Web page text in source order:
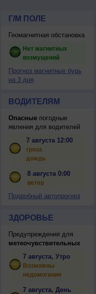
Г/М ПОЛЕ
Геомагнитная обстановка
Нет магнитных
возмущений
Прогноз магнитных бурь
на 3 дня
ВОДИТЕЛЯМ
Опасныепогодные
явления для водителей
7 августа 12:00
гроза
дождь
8 августа 0:00
ветер
Подробный автопрогноз
ЗДОРОВЬЕ
Предупреждения для
метеочувствительных
7 августа, Утро
Возможны
недомогания
7 августа, День